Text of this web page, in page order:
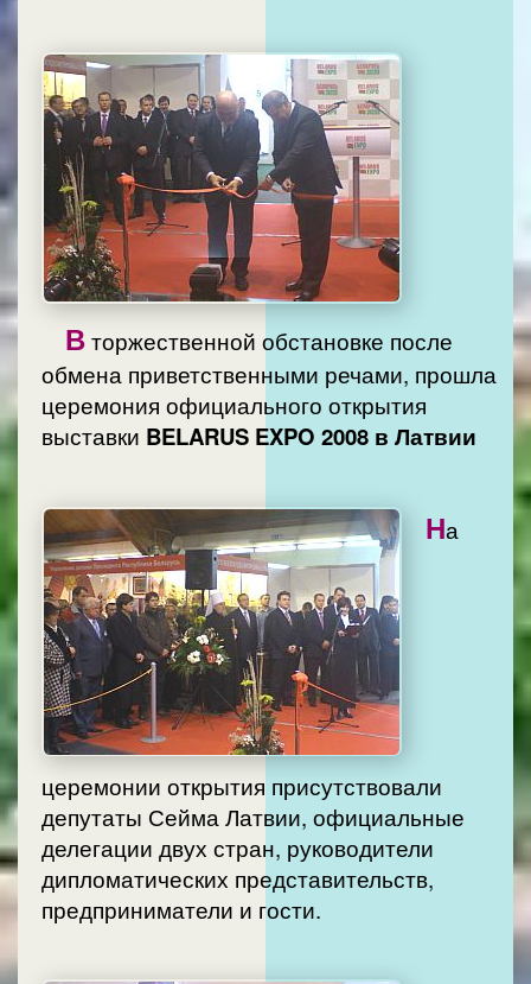
Вторжественной обстановке после
обмена приветственными речами, прошла
церемония официального открытия
выставки BELARUS EXPO 2008 в Латвии
На
церемонии открытия присутствовали
депутаты Сейма Латвии, официальные
делегации двух стран, руководители
дипломатических представительств,
предприниматели и гости.